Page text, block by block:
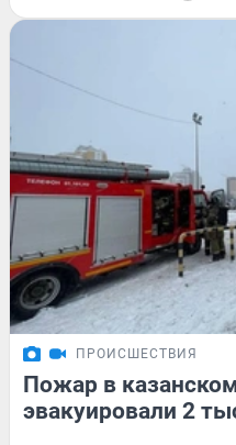
ПРОИСШЕСТВИЯ
Пожар в
эвакуировали 2